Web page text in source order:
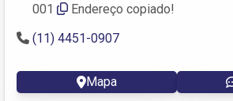
001
Endereço copiado!
(11) 4451-0907
Mapa